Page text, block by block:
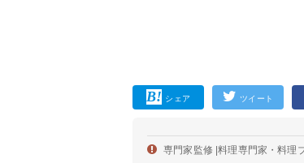
シェア ツイート
専門家監修 |料理専門家・料理